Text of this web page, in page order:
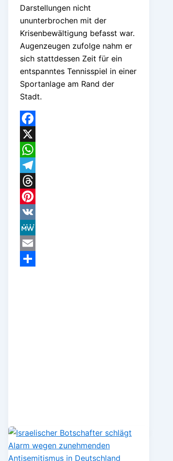
Darstellungen nicht
ununterbrochen mit der
Krisenbewältigung befasst war.
Augenzeugen zufolge nahm er
sich stattdessen Zeit für ein
entspanntes Tennisspiel in einer
Sportanlage am Rand der
Stadt.
Facebook
X
WhatsApp
Telegram
Threads
Pinterest
VK
MeWe
Email